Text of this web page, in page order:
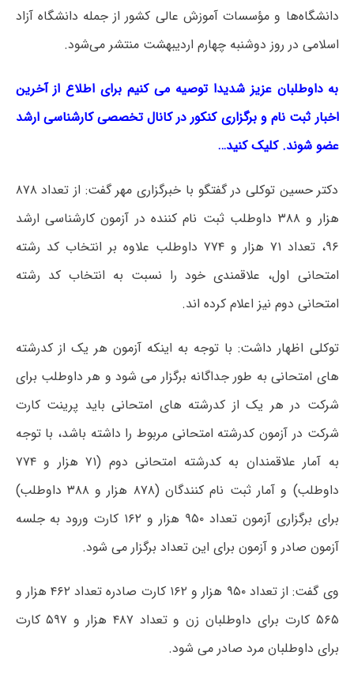
دانشگاه‌ها و مؤسسات آموزش عالی کشور از جمله دانشگاه آزاد
اسلامی در روز دوشنبه چهارم اردیبهشت منتشر می‌شود.
به داوطلبان عزیز شدیدا توصیه می کنیم برای اطلاع از آخرین
اخبار ثبت نام و برگزاری کنکور در کانال تخصصی کارشناسی ارشد
عضو شوند. کلیک کنید…
دکتر حسین توکلی در گفتگو با خبرگزاری مهر گفت: از تعداد ۸۷۸
هزار و ۳۸۸ داوطلب ثبت نام کننده در آزمون کارشناسی ارشد
۹۶، تعداد ۷۱ هزار و ۷۷۴ داوطلب علاوه بر انتخاب کد رشته
امتحانی اول، علاقمندی خود را نسبت به انتخاب کد رشته
امتحانی دوم نیز اعلام کرده اند.
توکلی اظهار داشت: با توجه به اینکه آزمون هر یک از کدرشته
های امتحانی به طور جداگانه برگزار می شود و هر داوطلب برای
شرکت در هر یک از کدرشته های امتحانی باید پرینت کارت
شرکت در آزمون کدرشته امتحانی مربوط را داشته باشد، با توجه
به آمار علاقمندان به کدرشته امتحانی دوم (۷۱ هزار و ۷۷۴
داوطلب) و آمار ثبت نام کنندگان (۸۷۸ هزار و ۳۸۸ داوطلب)
برای برگزاری آزمون تعداد ۹۵۰ هزار و ۱۶۲ کارت ورود به جلسه
آزمون صادر و آزمون برای این تعداد برگزار می شود.
وی گفت: از تعداد ۹۵۰ هزار و ۱۶۲ کارت صادره تعداد ۴۶۲ هزار و
۵۶۵ کارت برای داوطلبان زن و تعداد ۴۸۷ هزار و ۵۹۷ کارت
برای داوطلبان مرد صادر می شود.